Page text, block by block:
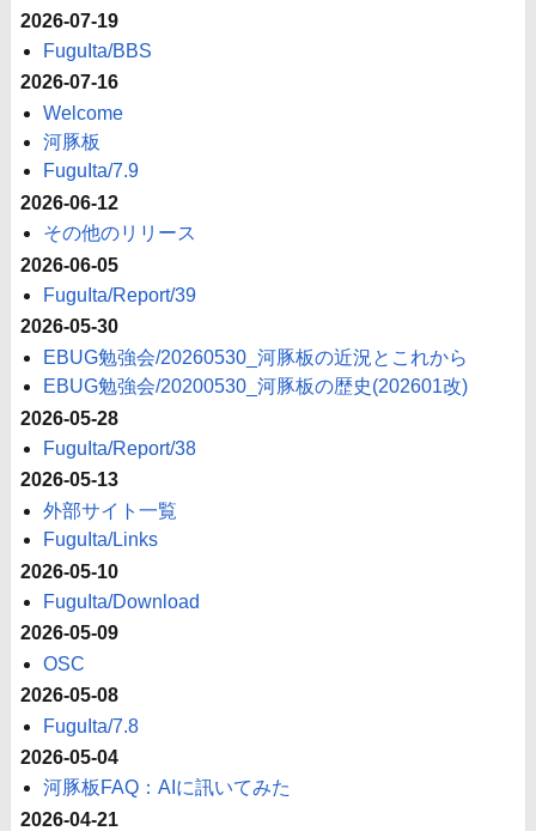
2026-07-19
FuguIta/BBS
2026-07-16
Welcome
河豚板
FuguIta/7.9
2026-06-12
その他のリリース
2026-06-05
FuguIta/Report/39
2026-05-30
EBUG勉強会/20260530_河豚板の近況とこれから
EBUG勉強会/20200530_河豚板の歴史(202601改)
2026-05-28
FuguIta/Report/38
2026-05-13
外部サイト一覧
FuguIta/Links
2026-05-10
FuguIta/Download
2026-05-09
OSC
2026-05-08
FuguIta/7.8
2026-05-04
河豚板FAQ：AIに訊いてみた
2026-04-21